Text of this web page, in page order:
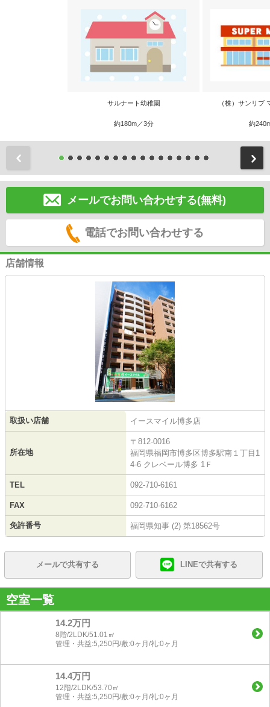
サルナート幼稚園
約180m／3分
（株）サンリブ
約
メールでお問い合わせする(無料)
電話でお問い合わせする
店舗情報
取扱い店舗 イースマイル博多店
所在地
〒812-0016
福岡県福岡市博多区博多駅南１丁目1
4-6 クレベール博多 1Ｆ
TEL 092-710-6161
FAX 092-710-6162
免許番号 福岡県知事 (2) 第18562号
メールで共有する LINEで共有する
空室一覧
14.2万円
8階/2LDK/51.01㎡
管理・共益:5,250円/敷:0ヶ月/礼:0ヶ月
14.4万円
12階/2LDK/53.70㎡
管理・共益:5,250円/敷:0ヶ月/礼:0ヶ月